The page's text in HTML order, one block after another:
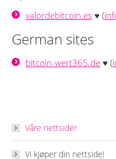
valordebitcoin.es ♥ (
German sites
bitcoin-wert365.de ♥ (
Våre nettsider
Vi kjøper din nettside!